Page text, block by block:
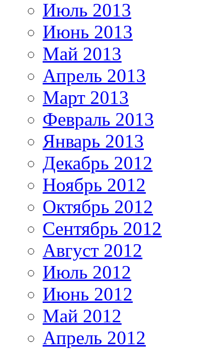
Июль 2013
Июнь 2013
Май 2013
Апрель 2013
Март 2013
Февраль 2013
Январь 2013
Декабрь 2012
Ноябрь 2012
Октябрь 2012
Сентябрь 2012
Август 2012
Июль 2012
Июнь 2012
Май 2012
Апрель 2012